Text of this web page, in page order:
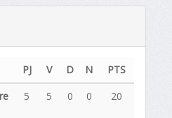
PJ V D N
PTS
5 5 0 0 20